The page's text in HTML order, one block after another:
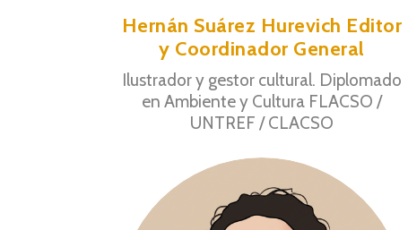
Hernán Suárez Hurevich Editor
y Coordinador General
Ilustrador y gestor cultural. Diplomado
en Ambiente y Cultura FLACSO /
UNTREF / CLACSO